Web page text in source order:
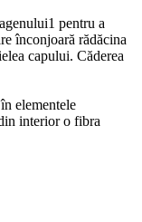
pentru a
înconjoară rădăcina
capului. Căderea
elementele
interior o fibra